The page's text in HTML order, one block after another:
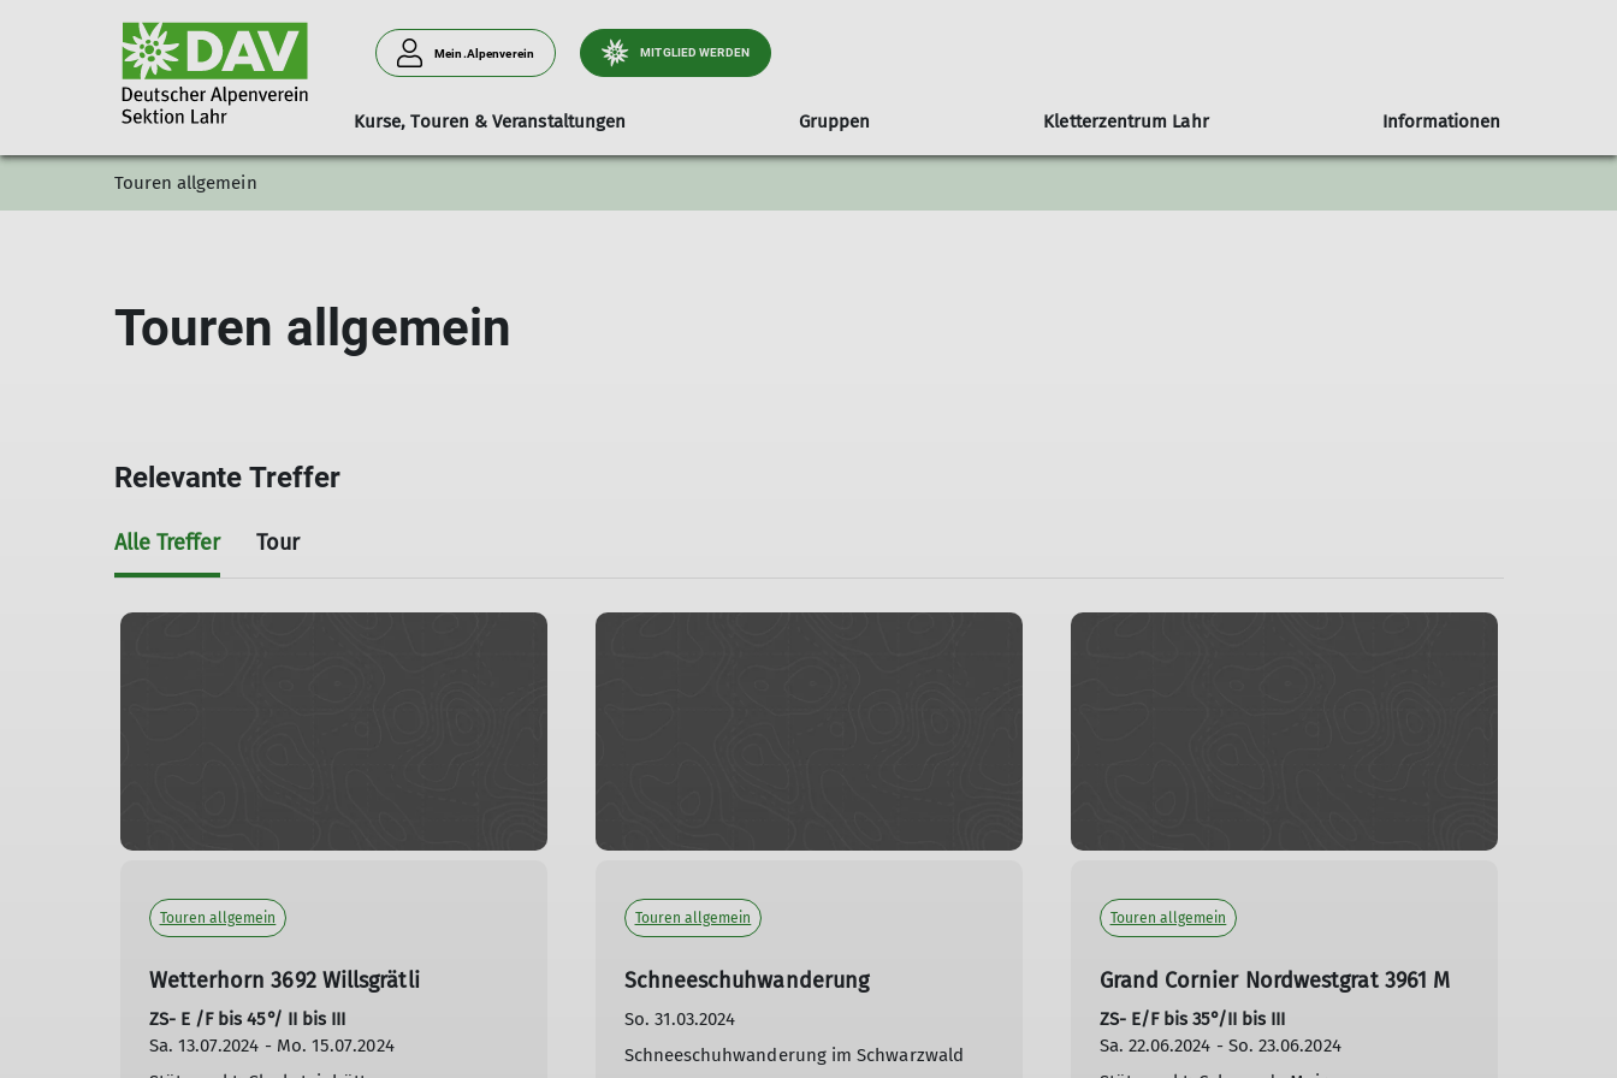
Mein.Alpenverein MITGLIED WERDEN
Kurse, Touren & Veranstaltungen
Jahresprogramm Kursübersicht Tourenübersicht Veranstaltungsübersicht Hüttenmythen
Gruppen
Familiengruppe Jugendgruppe Senioren
Kletterzentrum Lahr Informationen
Vorstand Satzung Mitgliedsbeiträge
Touren allgemein
Touren allgemein
Relevante Treffer
Alle Treffer Tour
Touren allgemein
Wetterhorn 3692 Willsgrätli
ZS- E /F bis 45°/ II bis III
Sa. 13.07.2024 - Mo. 15.07.2024
Touren allgemein
Schneeschuhwanderung
So. 31.03.2024
Schneeschuhwanderung im Schwarzwald
Touren allgemein
Grand Cornier Nordwestgrat 3961 M
ZS- E/F bis 35°/II bis III
Sa. 22.06.2024 - So. 23.06.2024